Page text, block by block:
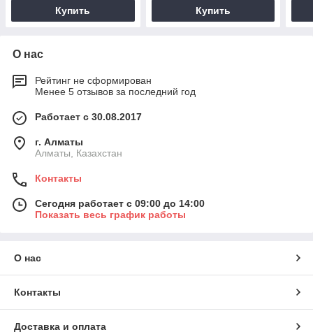
Купить Купить
О нас
Рейтинг не сформирован
Менее 5 отзывов за последний год
Работает с 30.08.2017
г. Алматы
Алматы, Казахстан
Контакты
Сегодня работает с 09:00 до 14:00
Показать весь график работы
О нас
Контакты
Доставка и оплата